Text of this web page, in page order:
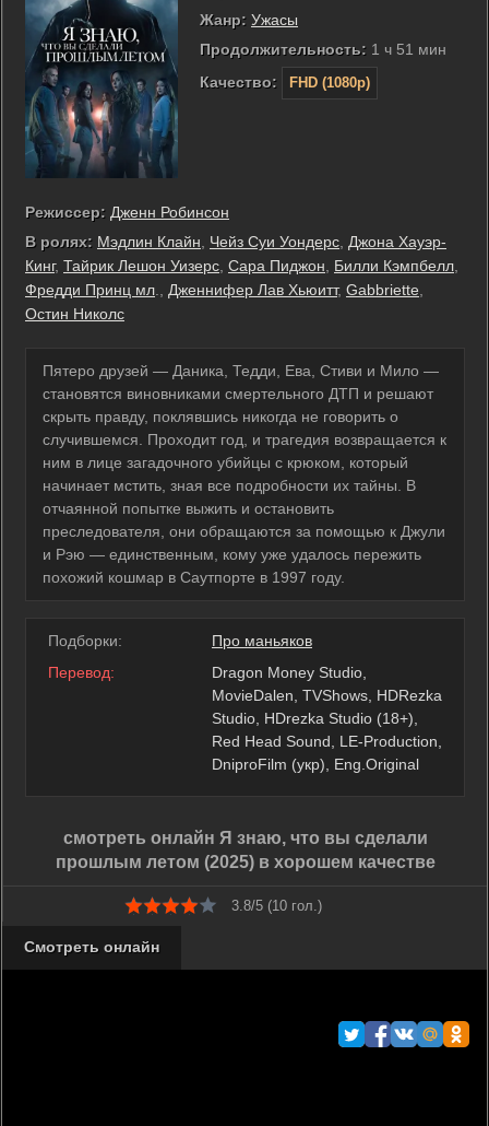
Жанр: Ужасы
Продолжительность: 1 ч 51 мин
Качество:
FHD (1080p)
Режиссер: Дженн Робинсон
В ролях: Мэдлин Клайн Чейз Суи Уондерс Джона Хауэр-
Кинг, Тайрик Лешон Уизерс Сара Пиджон Билли Кэмпбелл
Фредди Принц мл
Дженнифер Лав Хьюитт, Gabbriette
Остин Николс
Пятеро друзей — Даника, Тедди, Ева, Стиви и Мило —
становятся виновниками смертельного ДТП и решают
скрыть правду, поклявшись никогда не говорить о
случившемся. Проходит год, и трагедия возвращается к
ним в лице загадочного убийцы с крюком, который
начинает мстить, зная все подробности их тайны. В
отчаянной попытке выжить и остановить
преследователя, они обращаются за помощью к Джули
и Рэю — единственным, кому уже удалось пережить
похожий кошмар в Саутпорте в 1997 году.
Подборки:
Про маньяков
Перевод:
Dragon Money Studio,
MovieDalen, TVShows, HDRezka
Studio, HDrezka Studio (18+),
Red Head Sound, LE-Production,
DniproFilm (укр), Eng.Original
смотреть онлайн Я знаю, что вы сделали
прошлым летом (2025) в хорошем качестве
3.8/5 (10 гол.)
Смотреть онлайн